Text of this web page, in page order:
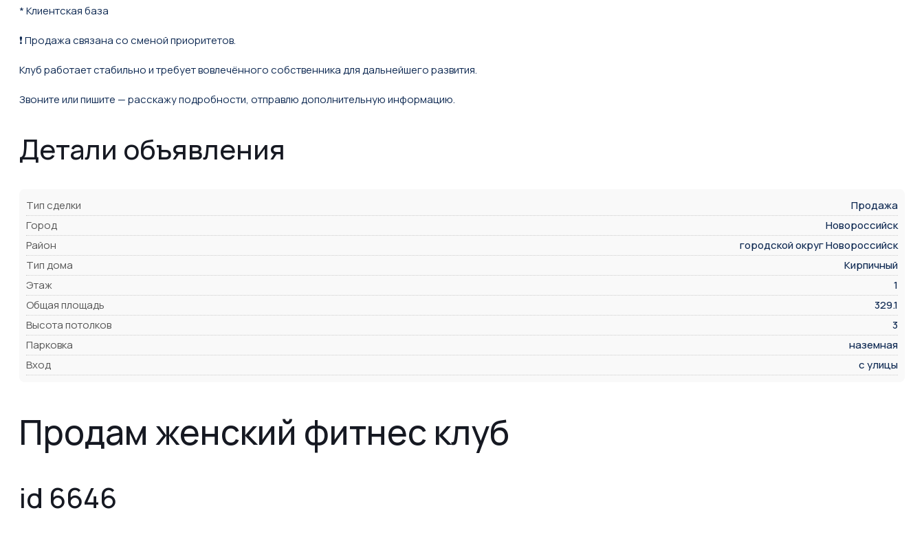
* Клиентская база
❗ Продажа связана со сменой приоритетов.
Клуб работает стабильно и требует вовлечённого собственника для дальнейшего развития.
Звоните или пишите — расскажу подробности, отправлю дополнительную информацию.
Детали объявления
Тип сделки
Продажа
Город
Новороссийск
Район
городской округ Новороссийск
Тип дома
Кирпичный
Этаж
1
Общая площадь
329.1
Высота потолков
3
Парковка
наземная
Вход
с улицы
Продам женский фитнес клуб
id 6646